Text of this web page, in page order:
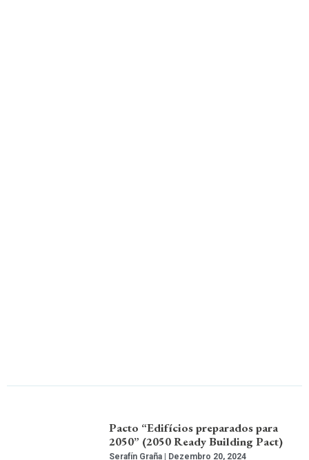
Pacto “Edifícios preparados para
2050” (2050 Ready Building Pact)
Serafín Graña Dezembro 20, 2024